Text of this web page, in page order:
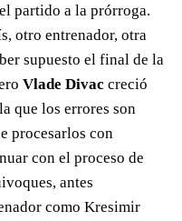
partido a la prórroga.
otro entrenador, otra
supuesto el final de la
Vlade Divac creció
que los errores son
procesarlos con
con el proceso de
antes
como Kresimir